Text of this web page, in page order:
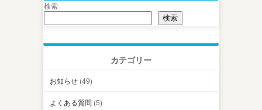
検索
検索
カテゴリー
お知らせ (49)
よくある質問 (5)